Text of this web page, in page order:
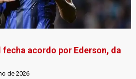
acordo por Ederson, da
de 2026